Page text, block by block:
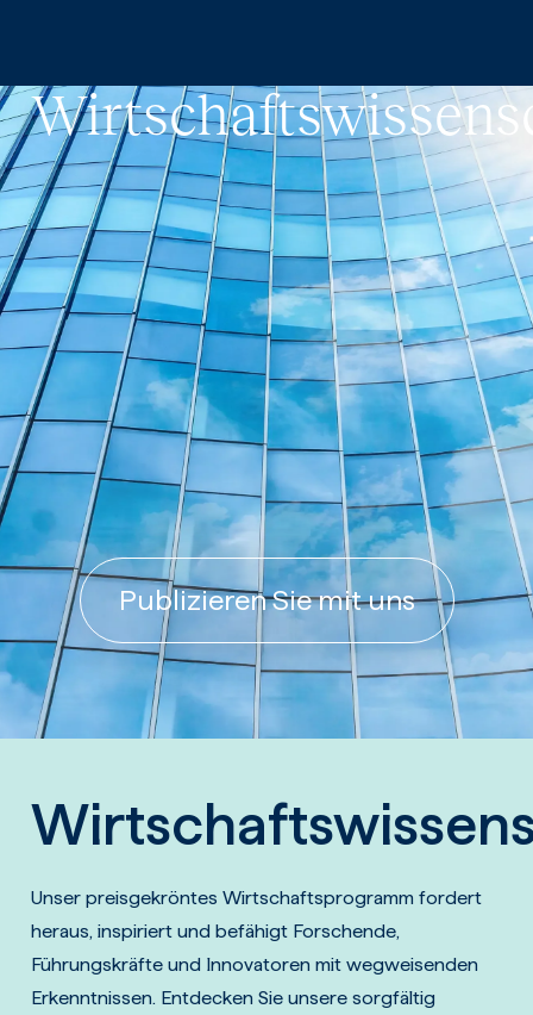
Publizieren Sie mit uns
Unser preisgekröntes Wirtschaftsprogramm fordert
heraus, inspiriert und befähigt Forschende,
Führungskräfte und Innovatoren mit wegweisenden
Erkenntnissen. Entdecken Sie unsere sorgfältig